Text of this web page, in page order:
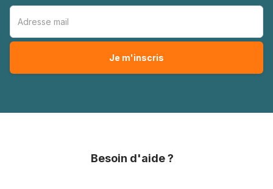
Besoin d'aide ?